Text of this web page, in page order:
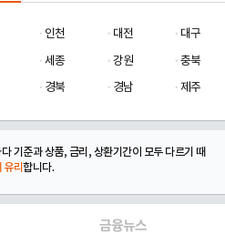
인천 대전
대구
세종 강원
충북
경북 경남 제주
기준과 상품, 금리, 상환기간이 모두 다르기 때
유리합니다.
금융뉴스